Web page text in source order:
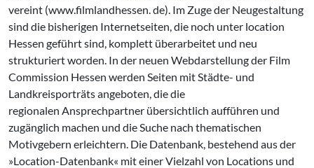
vereint (www.filmlandhessen. de). Im Zuge der Neugestaltung
sind die bisherigen Internetseiten, die noch unter location
Hessen geführt sind, komplett überarbeitet und neu
strukturiert worden. In der neuen Webdarstellung der Film
Commission Hessen werden Seiten mit Städte- und
Landkreisporträts angeboten, die die
regionalen Ansprechpartner übersichtlich aufführen und
zugänglich machen und die Suche nach thematischen
Motivgebern erleichtern. Die Datenbank, bestehend aus der
»Location-Datenbank« mit einer Vielzahl von Locations und